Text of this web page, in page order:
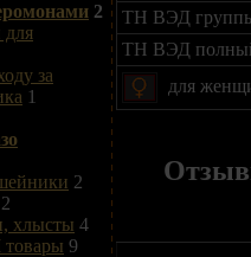
2
для
за
1
2
2
хлысты 4
9
ТН ВЭД
ТН ВЭД
для